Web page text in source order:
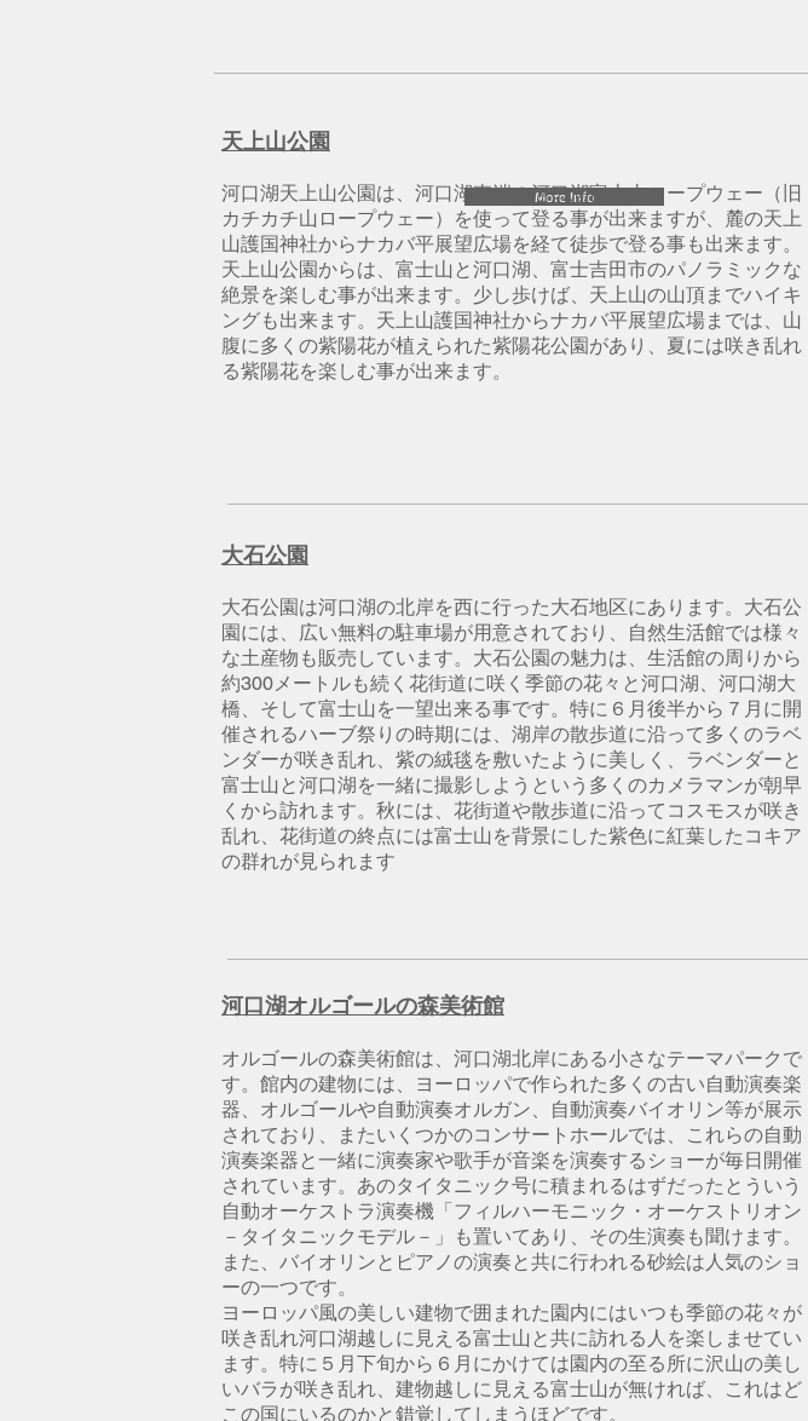
More Info
天上山公園
河口湖天上山公園は、河口湖東端の河口湖富士山ロープウェー（旧
カチカチ山ロープウェー）を使って登る事が出来ますが、麓の天上
山護国神社からナカバ平展望広場を経て徒歩で登る事も出来ます。
天上山公園からは、富士山と河口湖、富士吉田市のパノラミックな
絶景を楽しむ事が出来ます。少し歩けば、天上山の山頂までハイキ
ングも出来ます。天上山護国神社からナカバ平展望広場までは、山
腹に多くの紫陽花が植えられた紫陽花公園があり、夏には咲き乱れ
る紫陽花を楽しむ事が出来ます。
大石公園
大石公園は河口湖の北岸を西に行った大石地区にあります。大石公
園には、広い無料の駐車場が用意されており、自然生活館では様々
な土産物も販売しています。大石公園の魅力は、生活館の周りから
約300メートルも続く花街道に咲く季節の花々と河口湖、河口湖大
橋、そして富士山を一望出来る事です。特に６月後半から７月に開
催されるハーブ祭りの時期には、湖岸の散歩道に沿って多くのラベ
ンダーが咲き乱れ、紫の絨毯を敷いたように美しく、ラベンダーと
富士山と河口湖を一緒に撮影しようという多くのカメラマンが朝早
くから訪れます。秋には、花街道や散歩道に沿ってコスモスが咲き
乱れ、花街道の終点には富士山を背景にした紫色に紅葉したコキア
の群れが見られます
河口湖オルゴールの森美術館
オルゴールの森美術館は、河口湖北岸にある小さなテーマパークで
す。館内の建物には、ヨーロッパで作られた多くの古い自動演奏楽
器、オルゴールや自動演奏オルガン、自動演奏バイオリン等が展示
されており、またいくつかのコンサートホールでは、これらの自動
演奏楽器と一緒に演奏家や歌手が音楽を演奏するショーが毎日開催
されています。あのタイタニック号に積まれるはずだったとういう
自動オーケストラ演奏機「フィルハーモニック・オーケストリオン
－タイタニックモデル－」も置いてあり、その生演奏も聞けます。
また、バイオリンとピアノの演奏と共に行われる砂絵は人気のショ
ーの一つです。
ヨーロッパ風の美しい建物で囲まれた園内にはいつも季節の花々が
咲き乱れ河口湖越しに見える富士山と共に訪れる人を楽しませてい
ます。特に５月下旬から６月にかけては園内の至る所に沢山の美し
いバラが咲き乱れ、建物越しに見える富士山が無ければ、これはど
この国にいるのかと錯覚してしまうほどです。